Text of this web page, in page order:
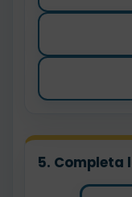
5. Completa